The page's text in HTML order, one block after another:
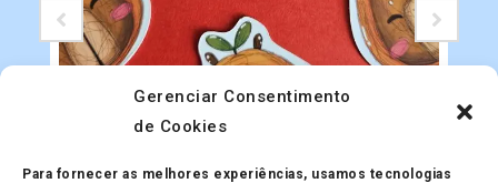
Gerenciar Consentimento
de Cookies
Para fornecer as melhores experiências, usamos tecnologias
Adesivos
Adesivo Holográfico Capivaras